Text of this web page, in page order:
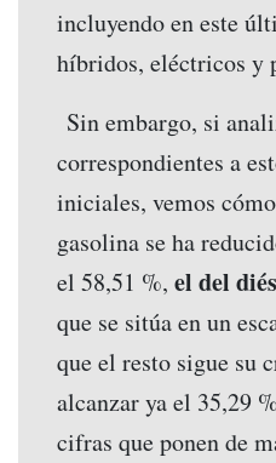
incluyendo en este
híbridos, eléctricos y
Sin embargo, si
correspondientes a
iniciales, vemos
gasolina se ha
el 58,51 %, el del
que se sitúa en un
que el resto sigue su
alcanzar ya el 35,29
cifras que ponen de